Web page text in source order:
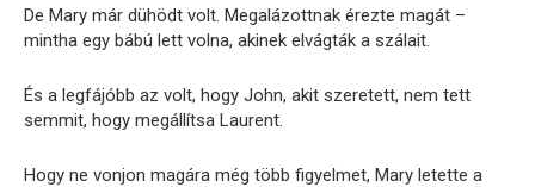
De Mary már dühödt volt. Megalázottnak érezte magát –
mintha egy bábú lett volna, akinek elvágták a szálait.
És a legfájóbb az volt, hogy John, akit szeretett, nem tett
semmit, hogy megállítsa Laurent.
Hogy ne vonjon magára még több figyelmet, Mary letette a